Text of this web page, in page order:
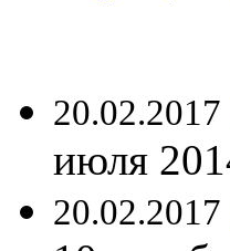
20.02.2017
июля
20.02.2017